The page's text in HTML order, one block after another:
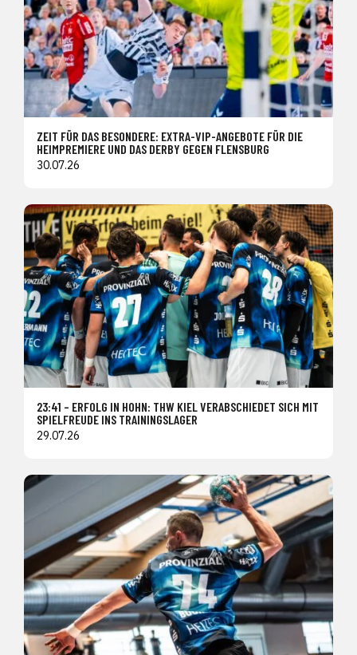
ZEIT FÜR DAS BESONDERE: EXTRA-VIP-ANGEBOTE FÜR DIE
HEIMPREMIERE UND DAS DERBY GEGEN FLENSBURG
30.07.26
23:41 – ERFOLG IN HOHN: THW KIEL VERABSCHIEDET SICH MIT
SPIELFREUDE INS TRAININGSLAGER
29.07.26